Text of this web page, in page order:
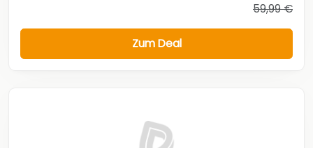
59,99 €
Zum Deal